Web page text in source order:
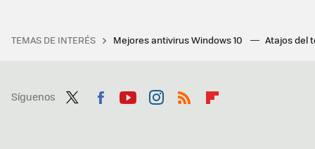
TEMAS DE INTERÉS Mejores antivirus Windows 10 Atajos del
Síguenos